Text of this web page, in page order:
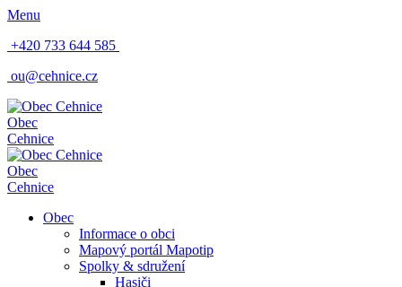
Menu
+420 733 644 585
ou@cehnice.cz
Obec
Cehnice
Obec
Cehnice
Obec
Informace o obci
Mapový portál Mapotip
Spolky & sdružení
Hasiči